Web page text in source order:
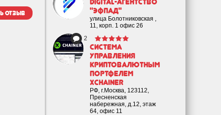
Digital-агентство
"Эфпад"
улица Болотниковская ,
11, корп. 1 офис 26
2
Cистема
управления
криптовалютным
портфелем
XChainer
РФ, г.Москва, 123112,
Пресненская
набережная, д.12, этаж
64, офис 11
отзыв